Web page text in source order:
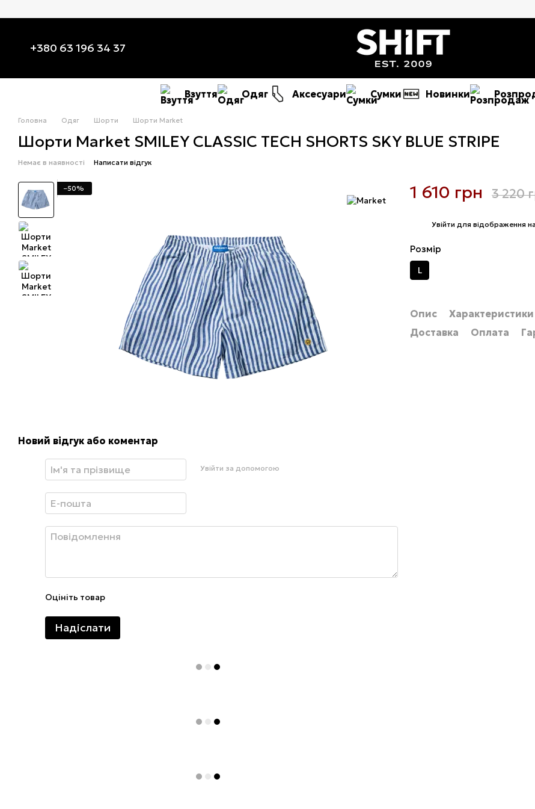
+380 63 196 34 37
Взуття Одяг Аксесуари Сумки Новинки
Головна Одяг Шорти Шорти Market
Шорти Market SMILEY CLASSIC TECH SHORTS SKY BLUE STRIPE
Немає в наявності Написати відгук
−50%
Новий відгук або коментар
Увійти за допомогою
Оцініть товар
Надіслати
1 610 грн 3 220
Увійти для відображення
Розмір
L
Опис
Характеристики
Доставка
Оплата